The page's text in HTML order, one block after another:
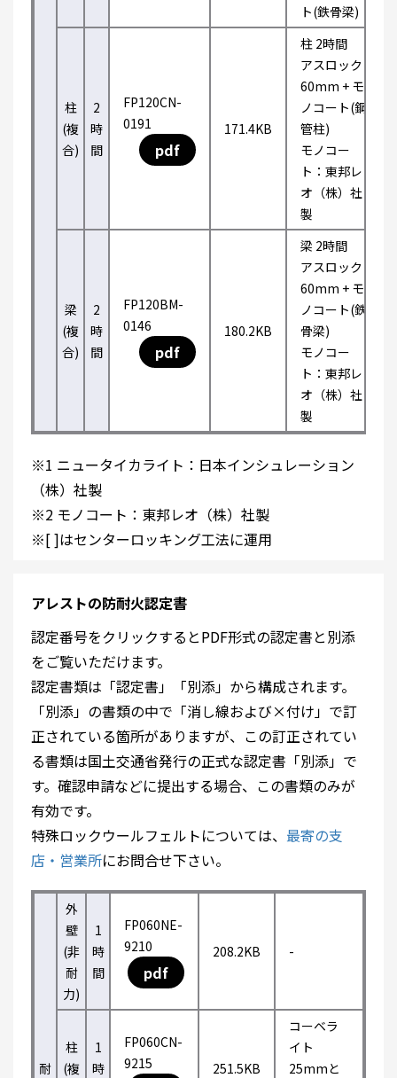
ト(鉄骨梁)
柱
(複
合)
2
時
間
FP120CN-
0191
pdf
171.4KB
柱 2時間
アスロック
60mm + モ
ノコート(鋼
管柱)
モノコー
ト：東邦レ
オ（株）社
製
梁
(複
合)
2
時
間
FP120BM-
0146
pdf
180.2KB
梁 2時間
アスロック
60mm + モ
ノコート(鉄
骨梁)
モノコー
ト：東邦レ
オ（株）社
製
※1 ニュータイカライト：日本インシュレーション
（株）社製
※2 モノコート：東邦レオ（株）社製
※[ ]はセンターロッキング工法に運用
アレストの防耐火認定書
認定番号をクリックするとPDF形式の認定書と別添
をご覧いただけます。
認定書類は「認定書」「別添」から構成されます。
「別添」の書類の中で「消し線および×付け」で訂
正されている箇所がありますが、この訂正されてい
る書類は国土交通省発行の正式な認定書「別添」で
す。確認申請などに提出する場合、この書類のみが
有効です。
特殊ロックウールフェルトについては、 最寄の支
店・営業所にお問合せ下さい。
耐
外
壁
(非
耐
力)
1
時
間
FP060NE-
9210
pdf
208.2KB -
柱
(複
1
時
FP060CN-
9215
251.5KB
コーベラ
イト
25mmと